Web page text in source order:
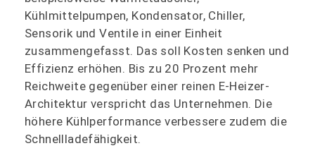
Kühlmittelpumpen, Kondensator, Chiller,
Sensorik und Ventile in einer Einheit
zusammengefasst. Das soll Kosten senken und
Effizienz erhöhen. Bis zu 20 Prozent mehr
Reichweite gegenüber einer reinen E-Heizer-
Architektur verspricht das Unternehmen. Die
höhere Kühlperformance verbessere zudem die
Schnellladefähigkeit.